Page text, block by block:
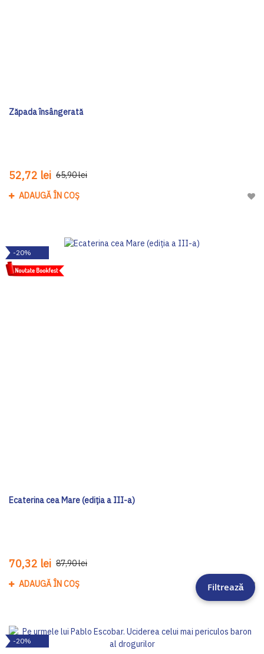
Zăpada însângerată
52,72 lei 65,90 lei
ADAUGĂ ÎN COȘ
-20%
Ecaterina cea Mare (ediția a III-a)
70,32 lei 87,90 lei
ADAUGĂ ÎN COȘ
-20%
Filtrează